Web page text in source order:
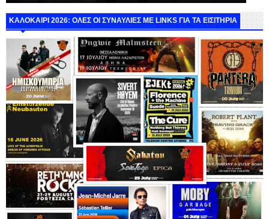
ΚΑΛΟΚΑΙΡΙ 2026: ΟΛΕΣ ΟΙ ΣΥΝΑΥΛΙΕΣ ΜΕ LINKS ΓΙΑ ΤΑ ΕΙΣΙΤΗΡΙΑ